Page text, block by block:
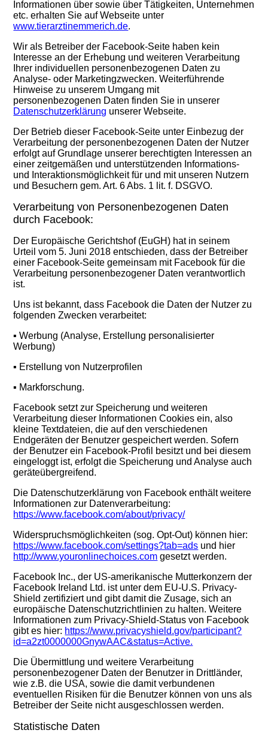
Informationen über sowie über Tätigkeiten, Unternehmen
etc. erhalten Sie auf Webseite unter
www.tierarztinemmerich.de.
Wir als Betreiber der Facebook-Seite haben kein
Interesse an der Erhebung und weiteren Verarbeitung
Ihrer individuellen personenbezogenen Daten zu
Analyse- oder Marketingzwecken. Weiterführende
Hinweise zu unserem Umgang mit
personenbezogenen Daten finden Sie in unserer
Datenschutzerklärung unserer Webseite.
Der Betrieb dieser Facebook-Seite unter Einbezug der
Verarbeitung der personenbezogenen Daten der Nutzer
erfolgt auf Grundlage unserer berechtigten Interessen an
einer zeitgemäßen und unterstützenden Informations-
und Interaktionsmöglichkeit für und mit unseren N utzern
und Besuchern gem. Art. 6 Abs. 1 lit. f. DSGVO.
Verarbeitung von Personenbezogenen Daten
durch Facebook:
Der Europäische Gerichtshof (EuGH) hat in seinem
Urteil vom 5. Juni 2018 entschieden, dass der Betreiber
einer Facebook-Seite gemeinsam mit Facebook für die
Verarbeitung personenbezogener Daten verantwortlich
ist.
Uns ist bekannt, dass Facebook die Daten der Nutzer zu
folgenden Zwecken verarbeitet:
▪ Werbung (Analyse, Erstellung personalisierter
Werbung)
▪ Erstellung von Nutzerprofilen
▪ Markforschung.
Facebook setzt zur Speicherung und weiteren
Verarbeitung dieser Informationen Cookies ein, also
kleine Textdateien, die auf den verschiedenen
Endgeräten der Benutzer gespeichert werden. Sofern
der Benutzer ein Facebook-Profil besitzt und bei diesem
eingeloggt ist, erfolgt die Speicherung und Analyse auch
geräteübergreifend.
Die Datenschutzerklärung von Facebook enthält weitere
Informationen zur Datenverarbeitung:
https://www.facebook.com/about/privacy/
Widerspruchsmöglichkeiten (sog. Opt-Out) können hier:
https://www.facebook.com/settings?tab=ads und hier
http://www.youronlinechoices.com gesetzt werden.
Facebook Inc., der US-amerikanische Mutterkonzern der
Facebook Ireland Ltd. ist unter dem EU-U.S. Privacy-
Shield zertifiziert und gibt damit die Zusage, sich an
europäische Datenschutzrichtlinien zu halten. Weitere
Informationen zum Privacy-Shield-Status von Facebook
gibt es hier: https://www.privacyshield.gov/participant?
id=a2zt0000000GnywAAC&status=Active.
Die Übermittlung und weitere Verarbeitung
personenbezogener Daten der Benutzer in Drittländer,
wie z.B. die USA, sowie die damit verbundenen
eventuellen Risiken für die Benutzer können von unsals
Betreiber der Seite nicht ausgeschlossen werden.
Statistische Daten